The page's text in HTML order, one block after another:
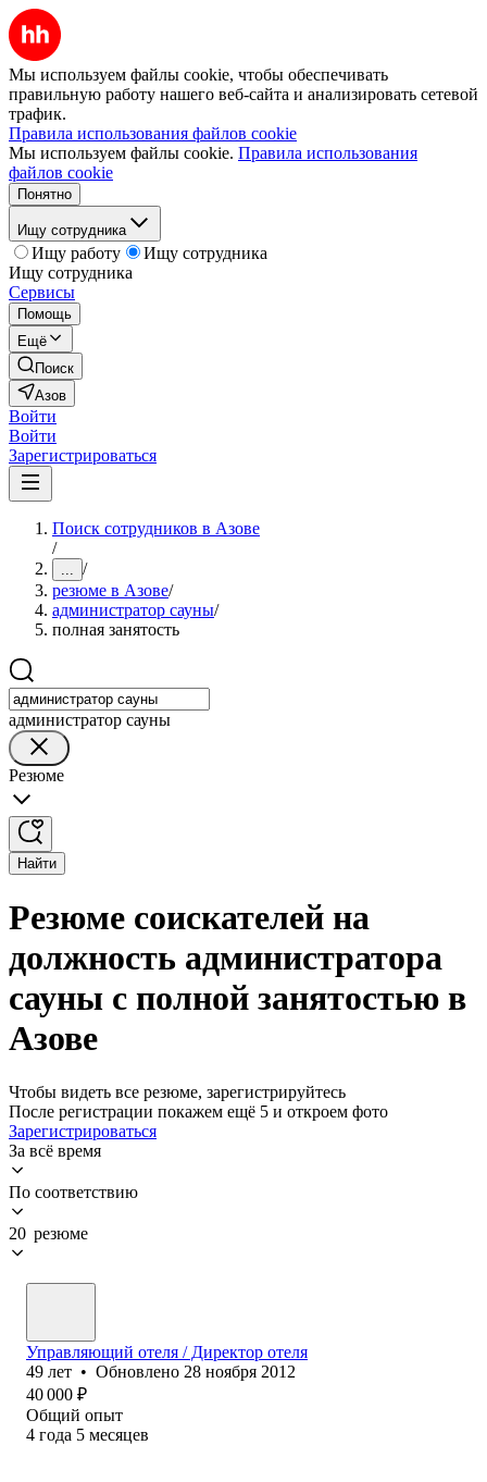
Мы используем файлы cookie, чтобы обеспечивать
правильную работу нашего веб-сайта и анализировать сетевой
трафик.
Правила использования файлов cookie
Мы используем файлы cookie. Правила использования
файлов cookie
Понятно
Ищу сотрудника
Ищу работу
Ищу сотрудника
Ищу сотрудника
Сервисы
Помощь
Ещё
Поиск
Азов
Войти
Войти
Зарегистрироваться
Поиск сотрудников в Азове
/
... /
резюме в Азове/
администратор сауны/
полная занятость
администратор сауны
Резюме
Найти
Резюме соискателей на
должность администратора
сауны с полной занятостью в
Азове
Чтобы видеть все резюме, зарегистрируйтесь
После регистрации покажем ещё 5 и откроем фото
Зарегистрироваться
За всё время
По соответствию
20 резюме
Управляющий отеля / Директор отеля
49 лет • Обновлено 28 ноября 2012
40 000 ₽
Общий опыт
4 года 5 месяцев